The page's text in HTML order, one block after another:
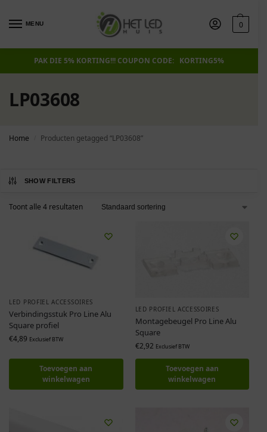
MENU 0
PAK DIE 5% KORTING!!! COUPON CODE: KORTING5%
LP03608
Home Producten getagged “LP03608”
SHOW FILTERS
Toont alle 4 resultaten
LED PROFIEL ACCESSOIRES
Verbindingsstuk Pro Line Alu
Square profiel
€4,89 Exclusief BTW
Toevoegen aan
winkelwagen
LED PROFIEL ACCESSOIRES
Montagebeugel Pro Line Alu
Square
€2,92 Exclusief BTW
Toevoegen aan
winkelwagen